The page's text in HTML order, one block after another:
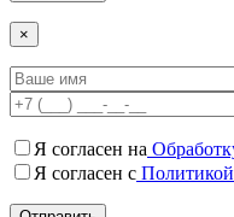
×
Я согласен на
Я согласен c